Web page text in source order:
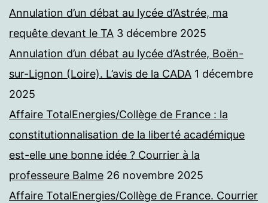
Annulation d’un débat au lycée d’Astrée, ma
requête devant le TA 3 décembre 2025
Annulation d’un débat au lycée d’Astrée, Boën-
sur-Lignon (Loire). L’avis de la CADA 1 décembre
2025
Affaire TotalEnergies/Collège de France : la
constitutionnalisation de la liberté académique
est-elle une bonne idée ? Courrier à la
professeure Balme 26 novembre 2025
Affaire TotalEnergies/Collège de France. Courrier